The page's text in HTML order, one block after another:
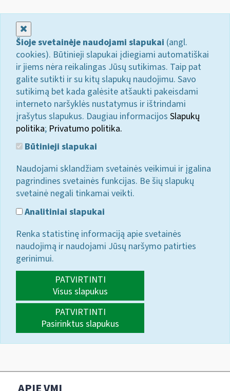
Šioje svetainėje naudojami slapukai (angl.
cookies). Būtinieji slapukai įdiegiami automatiškai
ir jiems nėra reikalingas Jūsų sutikimas. Taip pat
galite sutikti ir su kitų slapukų naudojimu. Savo
sutikimą bet kada galėsite atšaukti pakeisdami
interneto naršyklės nustatymus ir ištrindami
įrašytus slapukus. Daugiau informacijos Slapukų
politika; Privatumo politika.
Būtinieji slapukai
Naudojami sklandžiam svetainės veikimui ir įgalina
pagrindines svetainės funkcijas. Be šių slapukų
svetainė negali tinkamai veikti.
Analitiniai slapukai
Renka statistinę informaciją apie svetainės
naudojimą ir naudojami Jūsų naršymo patirties
gerinimui.
PATVIRTINTI
Visus slapukus
PATVIRTINTI
Pasirinktus slapukus